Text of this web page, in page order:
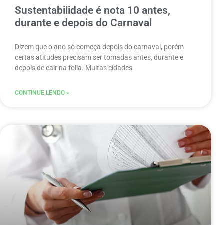
Sustentabilidade é nota 10 antes,
durante e depois do Carnaval
Dizem que o ano só começa depois do carnaval, porém
certas atitudes precisam ser tomadas antes, durante e
depois de cair na folia. Muitas cidades
CONTINUE LENDO »